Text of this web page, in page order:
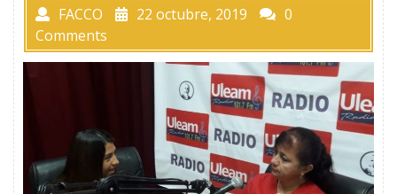
FACCO 22 octubre, 2019
0
Comments